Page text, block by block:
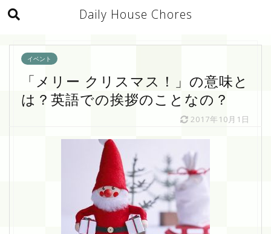
Daily House Chores
イベント
「メリー クリスマス！」の意味と
は？英語での挨拶のことなの？
2017年10月1日